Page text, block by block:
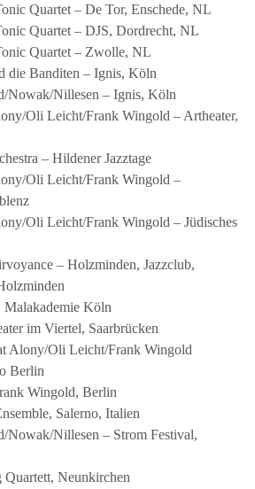
Quartet – De Tor, Enschede, NL
Quartet – DJS, Dordrecht, NL
Quartet – Zwolle, NL
die Banditen – Ignis, Köln
Nowak/Nillesen – Ignis, Köln
Oli Leicht/Frank Wingold – Artheater,
– Hildener Jazztage
Oli Leicht/Frank Wingold –
Oli Leicht/Frank Wingold – Jüdisches
– Holzminden, Jazzclub,
Malakademie Köln
im Viertel, Saarbrücken
Alony/Oli Leicht/Frank Wingold
Berlin
Wingold, Berlin
Salerno, Italien
Nowak/Nillesen – Strom Festival,
Neunkirchen